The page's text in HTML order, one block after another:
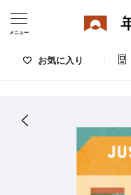
お気に入り
メニュー
デザインをみる
お気に入りのデザイン